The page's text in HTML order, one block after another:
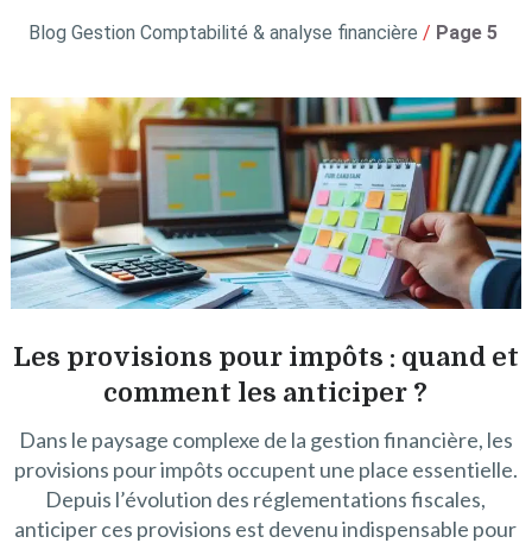
Blog Gestion Comptabilité & analyse financière / Page 5
Les provisions pour impôts : quand et
comment les anticiper ?
Dans le paysage complexe de la gestion financière, les
provisions pour impôts occupent une place essentielle.
Depuis l’évolution des réglementations fiscales,
anticiper ces provisions est devenu indispensable pour